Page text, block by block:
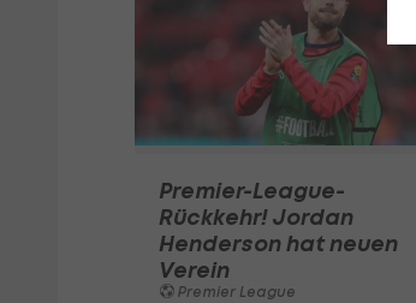
Premier-League-
Rückkehr! Jordan
Henderson hat neuen
Verein
Premier League